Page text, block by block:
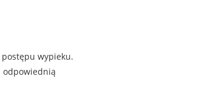
wypieku.
odpowiednią